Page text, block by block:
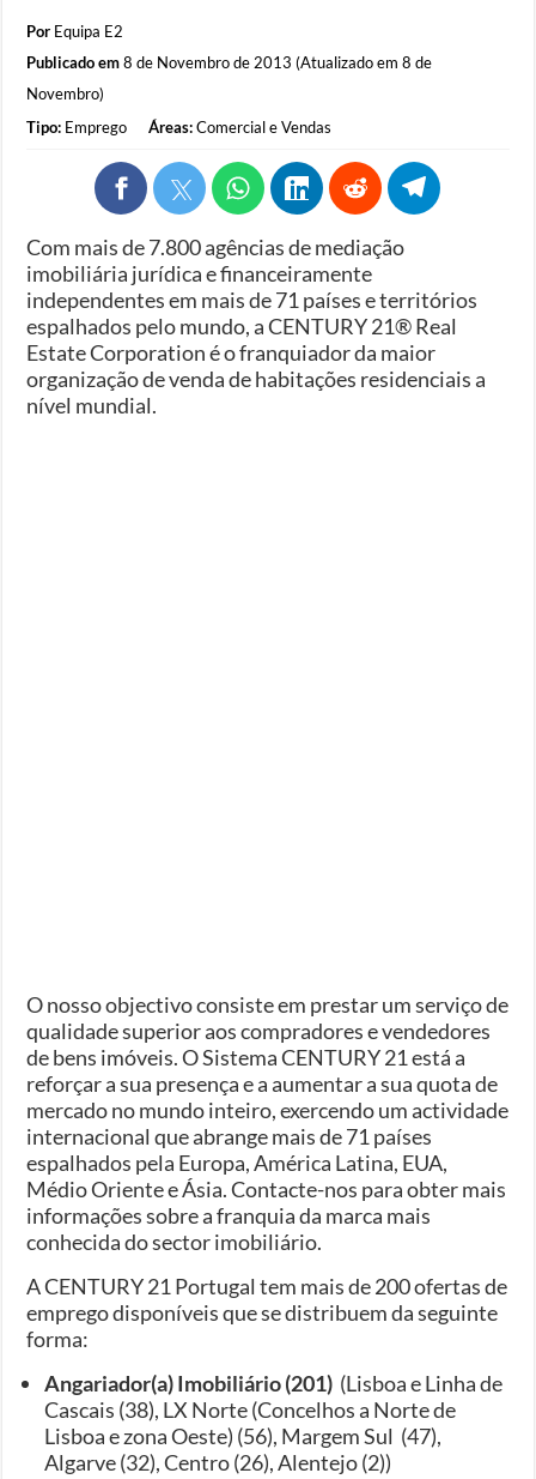
Por Equipa E2
Publicado em8 de Novembro de 2013 (Atualizado em 8 de
Novembro)
Tipo: Emprego Áreas: Comercial e Vendas
Com mais de 7.800 agências de mediação
imobiliária jurídica e financeiramente
independentes em mais de 71 países e territórios
espalhados pelo mundo, a CENTURY 21® Real
Estate Corporation é o franquiador da maior
organização de venda de habitações residenciais a
nível mundial.
O nosso objectivo consiste em prestar um serviço de
qualidade superior aos compradores e vendedores
de bens imóveis. O Sistema CENTURY 21 está a
reforçar a sua presença e a aumentar a sua quota de
mercado no mundo inteiro, exercendo um actividade
internacional que abrange mais de 71 países
espalhados pela Europa, América Latina, EUA,
Médio Oriente e Ásia. Contacte-nos para obter mais
informações sobre a franquia da marca mais
conhecida do sector imobiliário.
A CENTURY 21 Portugal tem mais de 200 ofertas de
emprego disponíveis que se distribuem da seguinte
forma:
Angariador(a) Imobiliário (201) (Lisboa e Linha de
Cascais (38), LX Norte (Concelhos a Norte de
Lisboa e zona Oeste) (56), Margem Sul (47),
Algarve (32), Centro (26), Alentejo (2))